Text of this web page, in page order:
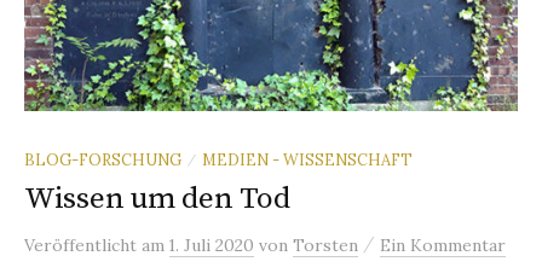
BLOG-FORSCHUNG / MEDIEN - WISSENSCHAFT
Wissen um den Tod
Veröffentlicht am 1. Juli 2020 von Torsten / Ein Kommentar